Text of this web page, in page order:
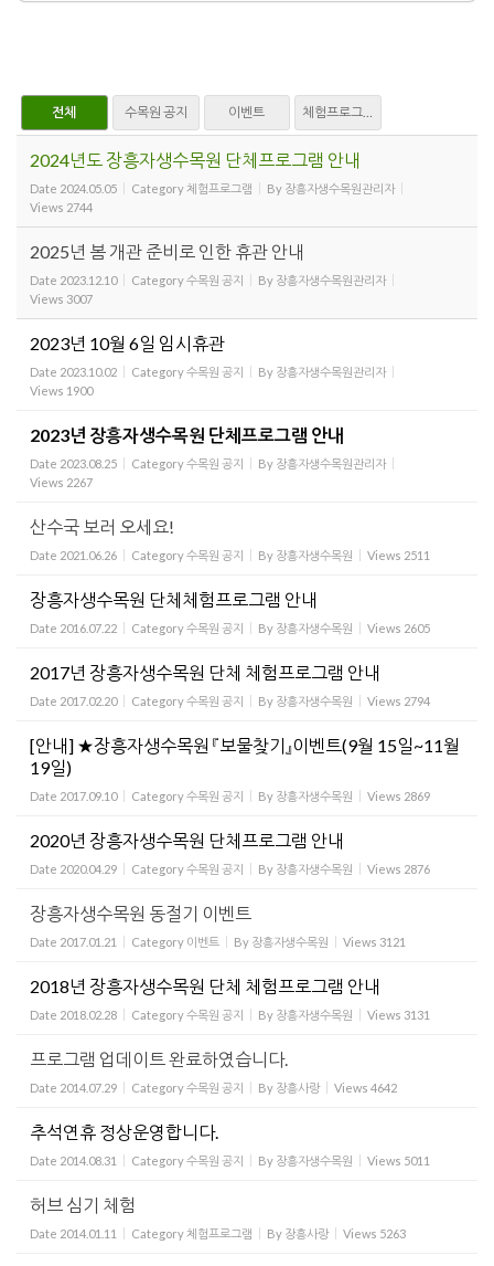
전체 수목원 공지 이벤트 체험프로그램
2024년도 장흥자생수목원 단체프로그램 안내
Date 2024.05.05 Category 체험프로그램 By 장흥자생수목원관리자
Views 2744
2025년 봄 개관 준비로 인한 휴관 안내
Date 2023.12.10 Category수목원 공지 By 장흥자생수목원관리자
Views 3007
2023년 10월 6일 임시휴관
Date 2023.10.02 Category수목원 공지 By 장흥자생수목원관리자
Views 1900
2023년 장흥자생수목원 단체프로그램 안내
Date 2023.08.25 Category수목원 공지 By 장흥자생수목원관리자
Views 2267
산수국 보러 오세요!
Date 2021.06.26 Category수목원 공지 By 장흥자생수목원 Views 2511
장흥자생수목원 단체체험프로그램 안내
Date 2016.07.22 Category수목원 공지 By 장흥자생수목원 Views 2605
2017년 장흥자생수목원 단체 체험프로그램 안내
Date 2017.02.20 Category수목원 공지 By 장흥자생수목원 Views 2794
[안내] ★장흥자생수목원 『보물찾기』이벤트(9월 15일~11월
19일)
Date 2017.09.10 Category수목원 공지 By 장흥자생수목원 Views 2869
2020년 장흥자생수목원 단체프로그램 안내
Date 2020.04.29 Category수목원 공지 By 장흥자생수목원 Views 2876
장흥자생수목원 동절기 이벤트
Date 2017.01.21 Category 이벤트 By 장흥자생수목원 Views 3121
2018년 장흥자생수목원 단체 체험프로그램 안내
Date 2018.02.28 Category수목원 공지 By 장흥자생수목원 Views 3131
프로그램 업데이트 완료하였습니다.
Date 2014.07.29 Category수목원 공지 By 장흥사랑 Views 4642
추석연휴 정상운영합니다.
Date 2014.08.31 Category수목원 공지 By 장흥자생수목원 Views 5011
허브 심기 체험
Date 2014.01.11 Category 체험프로그램 By 장흥사랑 Views 5263